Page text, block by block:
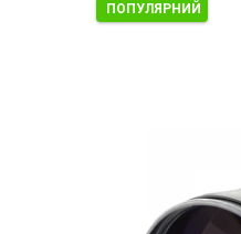
ПОПУЛЯРНИЙ